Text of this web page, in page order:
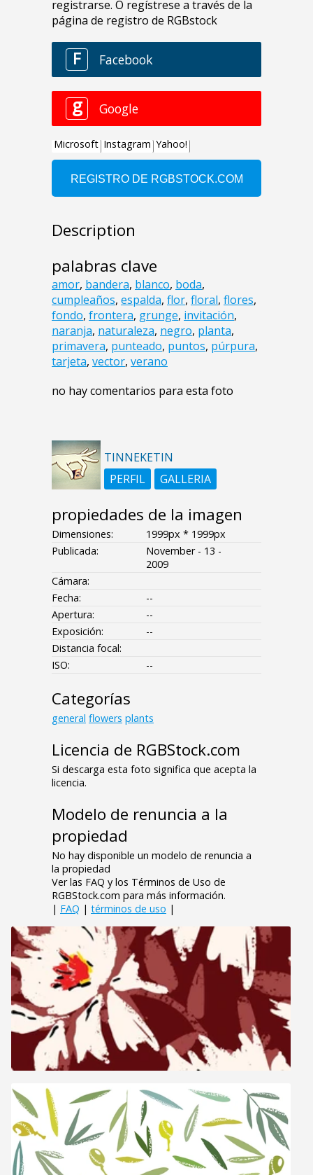
Description
palabras clave
amor, bandera, blanco, boda,
cumpleaños, espalda, flor, floral, flores,
fondo, frontera, grunge, invitación,
naranja, naturaleza, negro, planta,
primavera, punteado, puntos, púrpura,
tarjeta, vector, verano
no hay comentarios para esta foto
TINNEKETIN
PERFIL
GALLERIA
propiedades de la imagen
Dimensiones:
1999px * 1999px
Publicada:
November - 13 -
2009
Cámara:
Fecha:
--
Apertura:
--
Exposición:
--
Distancia focal:
ISO:
--
Categorías
general flowers plants
Licencia de RGBStock.com
Si descarga esta foto significa que acepta la
licencia.
Modelo de renuncia a la
propiedad
No hay disponible un modelo de renuncia a
la propiedad
Ver las FAQ y los Términos de Uso de
RGBStock.com para más información.
| FAQ | términos de uso |